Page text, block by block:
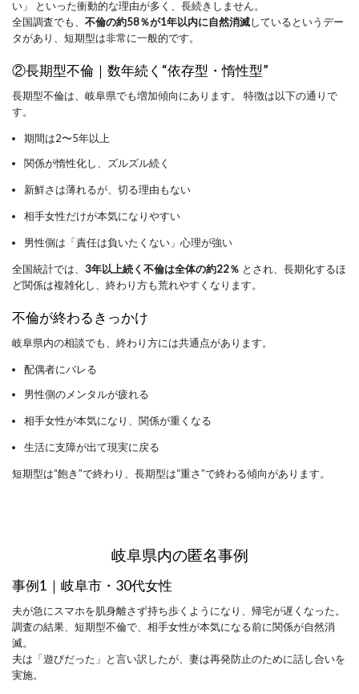
い」 といった衝動的な理由が多く、長続きしません。
全国調査でも、 不倫の約58％が1年以内に自然消滅しているというデー
タがあり、短期型は非常に一般的です。
②長期型不倫｜数年続く“依存型・惰性型”
長期型不倫は、岐阜県でも増加傾向にあります。 特徴は以下の通りで
す。
期間は2〜5年以上
関係が惰性化し、ズルズル続く
新鮮さは薄れるが、切る理由もない
相手女性だけが本気になりやすい
男性側は「責任は負いたくない」心理が強い
全国統計では、 3年以上続く不倫は全体の約22％ とされ、長期化するほ
ど関係は複雑化し、終わり方も荒れやすくなります。
不倫が終わるきっかけ
岐阜県内の相談でも、終わり方には共通点があります。
配偶者にバレる
男性側のメンタルが疲れる
相手女性が本気になり、関係が重くなる
生活に支障が出て現実に戻る
短期型は“飽き”で終わり、長期型は“重さ”で終わる傾向があります。
岐阜県内の匿名事例
事例1｜岐阜市・30代女性
夫が急にスマホを肌身離さず持ち歩くようになり、帰宅が遅くなった。
調査の結果、短期型不倫で、相手女性が本気になる前に関係が自然消
滅。
夫は「遊びだった」と言い訳したが、妻は再発防止のために話し合いを
実施。